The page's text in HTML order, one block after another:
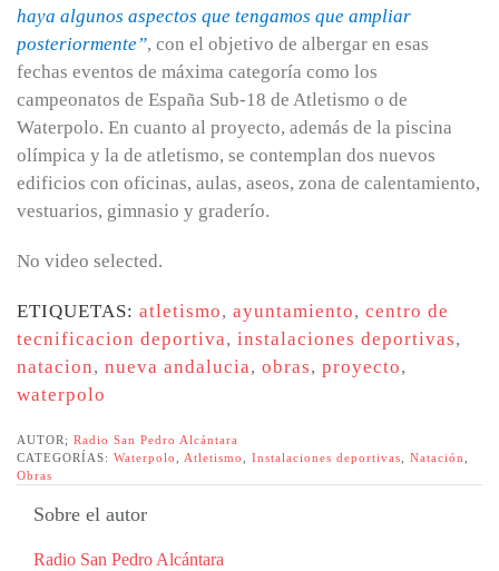
haya algunos aspectos que tengamos que ampliar
posteriormente”, con el objetivo de albergar en esas
fechas eventos de máxima categoría como los
campeonatos de España Sub-18 de Atletismo o de
Waterpolo. En cuanto al proyecto, además de la piscina
olímpica y la de atletismo, se contemplan dos nuevos
edificios con oficinas, aulas, aseos, zona de calentamiento,
vestuarios, gimnasio y graderío.
No video selected.
ETIQUETAS: atletismo, ayuntamiento, centro de
tecnificacion deportiva, instalaciones deportivas,
natacion, nueva andalucia, obras, proyecto,
waterpolo
AUTOR; Radio San Pedro Alcántara
CATEGORÍAS: Waterpolo Atletismo Instalaciones deportivas Natación
Obras
Sobre el autor
Radio San Pedro Alcántara